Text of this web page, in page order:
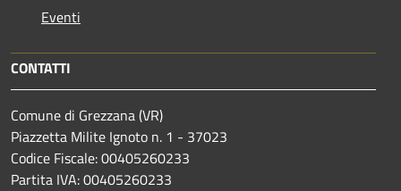
Eventi
CONTATTI
Comune di Grezzana (VR)
Piazzetta Milite Ignoto n. 1 - 37023
Codice Fiscale: 00405260233
Partita IVA: 00405260233